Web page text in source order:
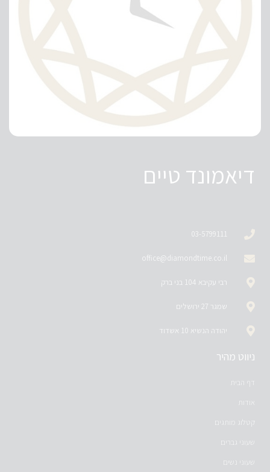
דיאמונד טיים
03-5799111
office@diamondtime.co.il
רבי עקיבא 104 בני ברק
שמגר 27 ירושלים
יהודה הנשיא 10 אשדוד
ניווט מהיר
דף הבית
אודות
קטלוג מותגים
שעוני גברים
שעוני נשים